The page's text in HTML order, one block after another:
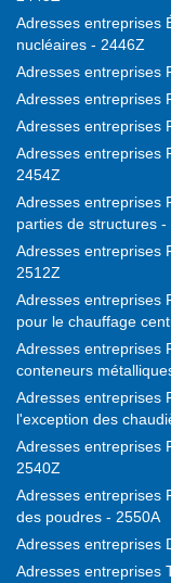
Adresses entreprises
nucléaires - 2446Z
Adresses entreprises
Adresses entreprises
Adresses entreprises
Adresses entreprises
2454Z
Adresses entreprises
parties de structures -
Adresses entreprises
2512Z
Adresses entreprises
pour le chauffage
Adresses entreprises
conteneurs
Adresses entreprises
l'exception des
Adresses entreprises
2540Z
Adresses entreprises
des poudres - 2550A
Adresses entreprises
Adresses entreprises